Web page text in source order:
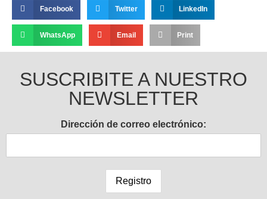
Facebook Twitter LinkedIn
WhatsApp Email Print
SUSCRIBITE A NUESTRO
NEWSLETTER
Dirección de correo electrónico: